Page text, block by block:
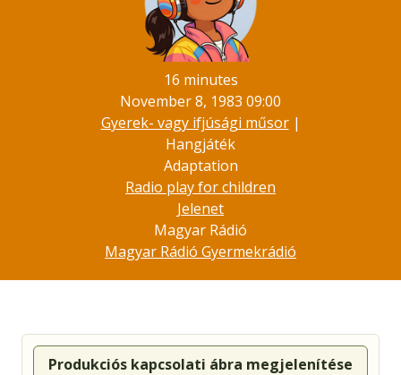
16 minutes
November 8, 1983 09:00
Gyerek- vagy ifjúsági műsor|
Hangjáték
Adaptation
Radio play for children
Jelenet
Magyar Rádió
Magyar Rádió Gyermekrádió
Produkciós kapcsolati ábra megjelenítése